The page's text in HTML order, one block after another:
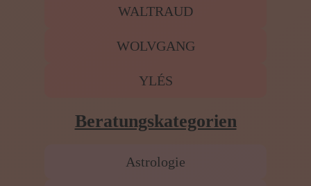
WALTRAUD
WOLVGANG
YLÉS
Beratungskategorien
Astrologie